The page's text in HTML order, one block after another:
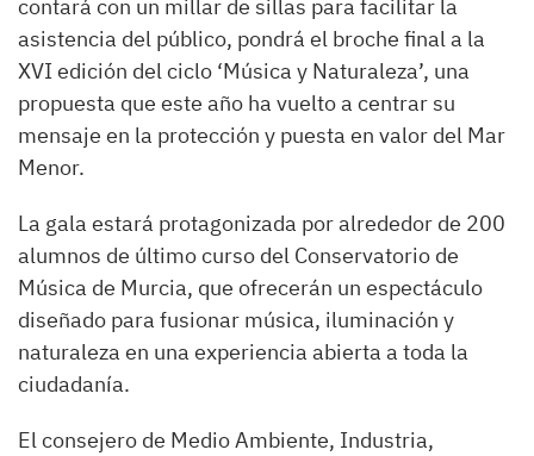
contará con un millar de sillas para facilitar la
asistencia del público, pondrá el broche final a la
XVI edición del ciclo ‘Música y Naturaleza’, una
propuesta que este año ha vuelto a centrar su
mensaje en la protección y puesta en valor del Mar
Menor.
La gala estará protagonizada por alrededor de 200
alumnos de último curso del Conservatorio de
Música de Murcia, que ofrecerán un espectáculo
diseñado para fusionar música, iluminación y
naturaleza en una experiencia abierta a toda la
ciudadanía.
El consejero de Medio Ambiente, Industria,